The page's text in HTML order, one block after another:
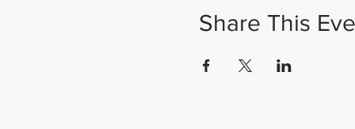
Share This